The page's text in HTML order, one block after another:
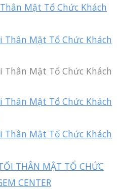
Mật Tổ Chức Khách
Thân Mật Tổ Chức Khách
Thân Mật Tổ Chức Khách
Thân Mật Tổ Chức Khách
Thân Mật Tổ Chức Khách
THÂN MẬT TỔ CHỨC
CENTER